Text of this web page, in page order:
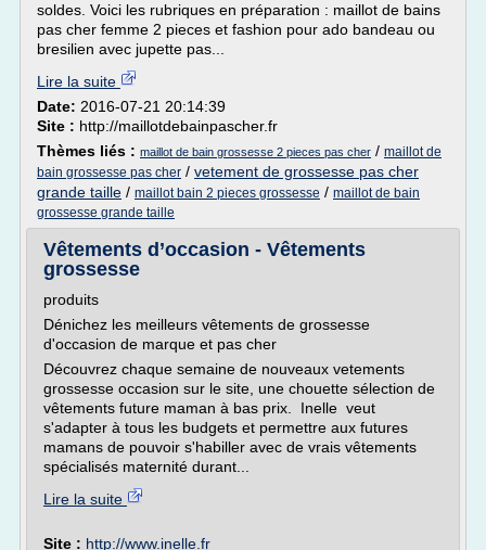
soldes. Voici les rubriques en préparation : maillot de bains
pas cher femme 2 pieces et fashion pour ado bandeau ou
bresilien avec jupette pas...
Lire la suite
Date: 2016-07-21 20:14:39
Site : http://maillotdebainpascher.fr
Thèmes liés : maillot de bain grossesse 2 pieces pas cher / maillot de
bain grossesse pas cher / vetement de grossesse pas cher
grande taille / maillot bain 2 pieces grossesse / maillot de bain
grossesse grande taille
Vêtements d’occasion - Vêtements
grossesse
produits
Dénichez les meilleurs vêtements de grossesse
d'occasion de marque et pas cher
Découvrez chaque semaine de nouveaux vetements
grossesse occasion sur le site, une chouette sélection de
vêtements future maman à bas prix. Inelle veut
s'adapter à tous les budgets et permettre aux futures
mamans de pouvoir s'habiller avec de vrais vêtements
spécialisés maternité durant...
Lire la suite
Site : http://www.inelle.fr